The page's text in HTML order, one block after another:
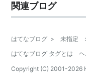
り、自然の豊かな
もりを感じられる
関連ブログ
はてなブログ > 未指定
はてなブログ タグとは
Copyright (C) 2001-2026